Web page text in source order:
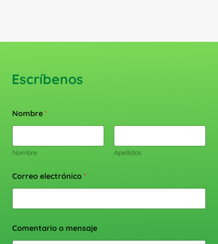
Escríbenos
Nombre *
Nombre Apellidos
Correo electrónico *
Comentario o mensaje